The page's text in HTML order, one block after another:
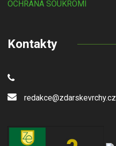
OCHRANA SOUKROMÍ
Kontakty
redakce@zdarskevrchy.cz